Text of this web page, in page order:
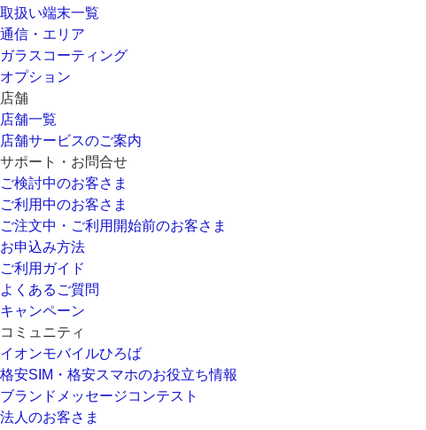
取扱い端末一覧
通信・エリア
ガラスコーティング
オプション
店舗
店舗一覧
店舗サービスのご案内
サポート・お問合せ
ご検討中のお客さま
ご利用中のお客さま
ご注文中・ご利用開始前のお客さま
お申込み方法
ご利用ガイド
よくあるご質問
キャンペーン
コミュニティ
イオンモバイルひろば
格安SIM・格安スマホのお役立ち情報
ブランドメッセージコンテスト
法人のお客さま